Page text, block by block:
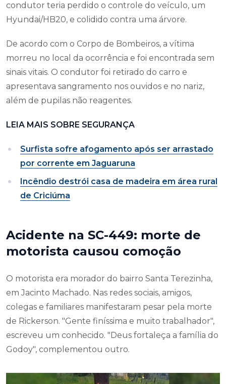
condutor teria perdido o controle do veículo, um
Hyundai/HB20, e colidido contra uma árvore.
De acordo com o Corpo de Bombeiros, a vítima
morreu no local da ocorrência e foi encontrada sem
sinais vitais. O condutor foi retirado do carro e
apresentava sangramento nos ouvidos e no nariz,
além de pupilas não reagentes.
LEIA MAIS SOBRE SEGURANÇA
Surfista sofre afogamento após ser arrastado
por corrente em Jaguaruna
Incêndio destrói casa de madeira em área rural
de Criciúma
Acidente na SC-449: morte de
motorista causou comoção
O motorista era morador do bairro Santa Terezinha,
em Jacinto Machado. Nas redes sociais, amigos,
colegas e familiares manifestaram pesar pela morte
de Rickerson. "Gente finíssima e muito trabalhador",
escreveu um conhecido. "Deus fortaleça a família do
Godoy", complementou outro.